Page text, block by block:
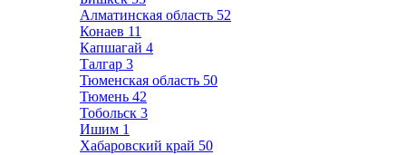
Алматинская область 52
Конаев 11
Капшагай 4
Талгар 3
Тюменская область 50
Тюмень 42
Тобольск 3
Ишим 1
Хабаровский край 50